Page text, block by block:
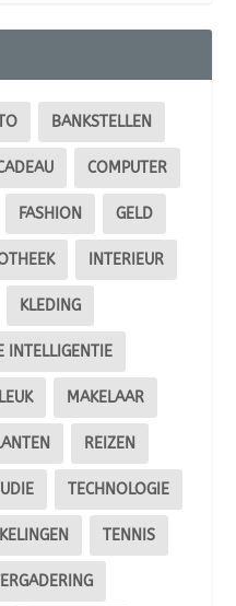
BANKSTELLEN
COMPUTER
FASHION GELD
INTERIEUR
KLEDING
INTELLIGENTIE
LEUK MAKELAAR
REIZEN
TECHNOLOGIE
TENNIS